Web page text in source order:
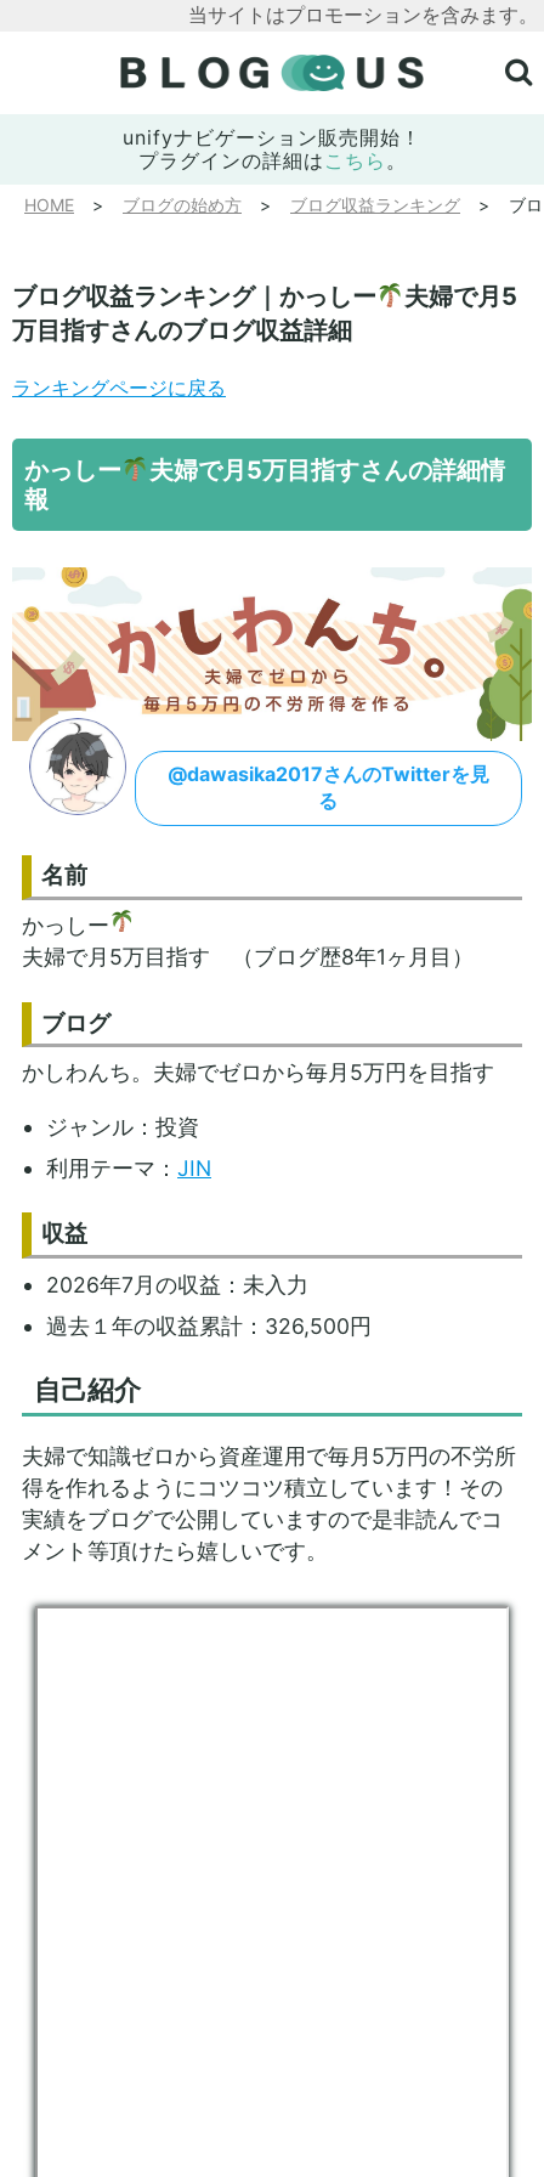
当サイトはプロモーションを含みます。
unifyナビゲーション販売開始！
プラグインの詳細は こちら 。
HOME ブログの始め方 ブログ収益ランキング ブ
ブログ収益ランキング｜かっしー
夫婦で月5
万目指すさんのブログ収益詳細
ランキングページに戻る
かっしー
夫婦で月5万目指すさんの詳細情
報
@dawasika2017さんのTwitterを見
る
名前
かっしー
夫婦で月5万目指す （ブログ歴8年1ヶ月目）
ブログ
かしわんち。夫婦でゼロから毎月5万円を目指す
ジャンル：投資
利用テーマ： JIN
収益
2026年7月の収益：未入力
過去１年の収益累計：326,500円
自己紹介
夫婦で知識ゼロから資産運用で毎月5万円の不労所
得を作れるようにコツコツ積立しています！その
実績をブログで公開していますので是非読んでコ
メント等頂けたら嬉しいです。